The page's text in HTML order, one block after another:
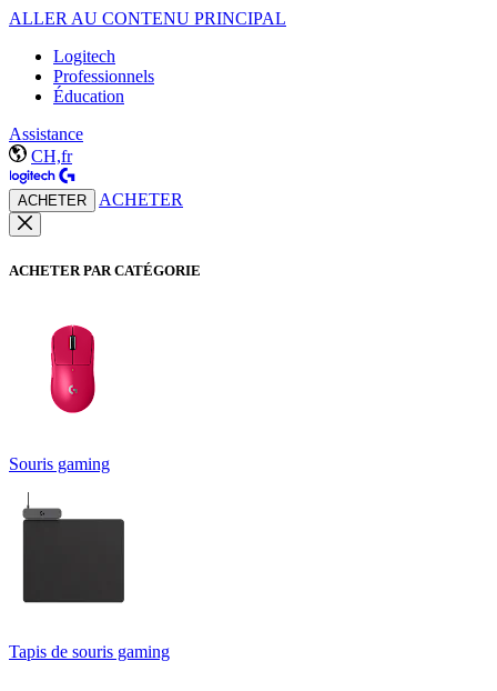
ALLER AU CONTENU PRINCIPAL
Logitech
Professionnels
Éducation
Assistance
CH,fr
ACHETER ACHETER
ACHETER PAR CATÉGORIE
Souris gaming
Tapis de souris gaming